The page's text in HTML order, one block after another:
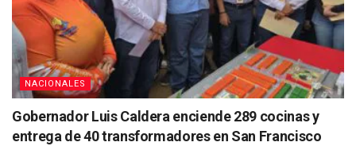
NACIONALES
Gobernador Luis Caldera enciende 289 cocinas y
entrega de 40 transformadores en San Francisco